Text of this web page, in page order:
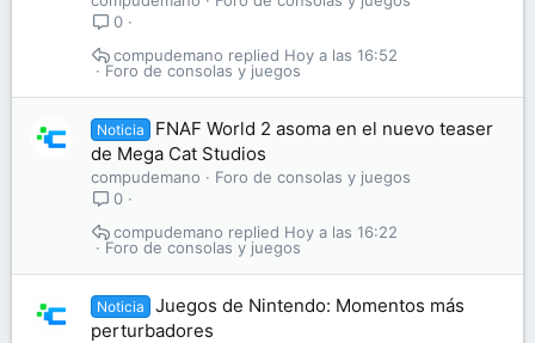
0
Foro de consolas y juegos
Hoy a las 16:52
compudemano
Noticia
FNAF World 2 asoma en el nuevo teaser
de Mega Cat Studios
compudemano
Foro de consolas y juegos
0
Foro de consolas y juegos
Hoy a las 16:22
compudemano
Noticia
Juegos de Nintendo: Momentos más
perturbadores